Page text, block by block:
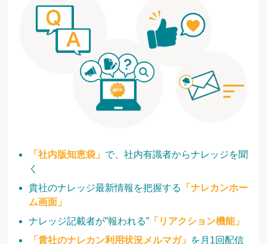
「社内版知恵袋」 で、社内有識者からナレッジを聞
く
貴社のナレッジ最新情報を把握する
「ナレカンホー
ム画面」
ナレッジ記載者が”報われる” 「リアクション機能」
「貴社のナレカン利用状況メルマガ」 を月1回配信